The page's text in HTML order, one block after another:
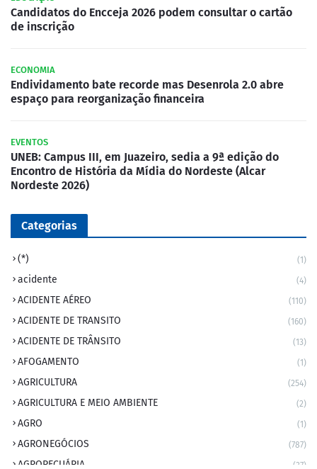
Candidatos do Encceja 2026 podem consultar o cartão
de inscrição
ECONOMIA
Endividamento bate recorde mas Desenrola 2.0 abre
espaço para reorganização financeira
EVENTOS
UNEB: Campus III, em Juazeiro, sedia a 9ª edição do
Encontro de História da Mídia do Nordeste (Alcar
Nordeste 2026)
Categorias
(*) (1)
acidente (4)
ACIDENTE AÉREO (110)
ACIDENTE DE TRANSITO (160)
ACIDENTE DE TRÂNSITO (13)
AFOGAMENTO (1)
AGRICULTURA (254)
AGRICULTURA E MEIO AMBIENTE (2)
AGRO (1)
AGRONEGÓCIOS (787)
AGROPECUÁRIA (37)